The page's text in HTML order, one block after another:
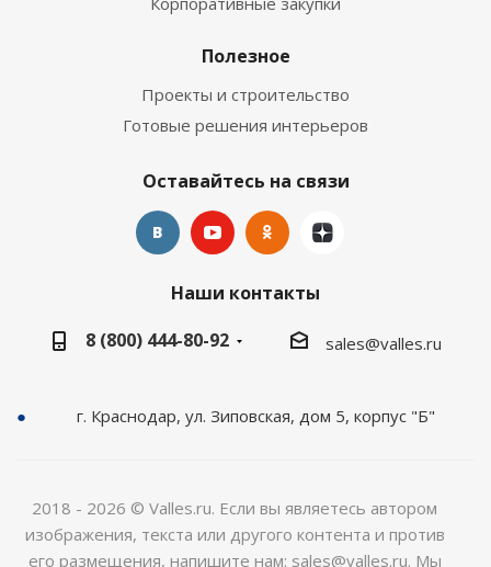
Полезное
Проекты и строительство
Готовые решения интерьеров
Оставайтесь на связи
Наши контакты
8 (800) 444-80-92
sales@valles.ru
г. Краснодар, ул. Зиповская, дом 5, корпус "Б"
2018 - 2026 © Valles.ru. Если вы являетесь автором
изображения, текста или другого контента и против
его размещения, напишите нам: sales@valles.ru. Мы